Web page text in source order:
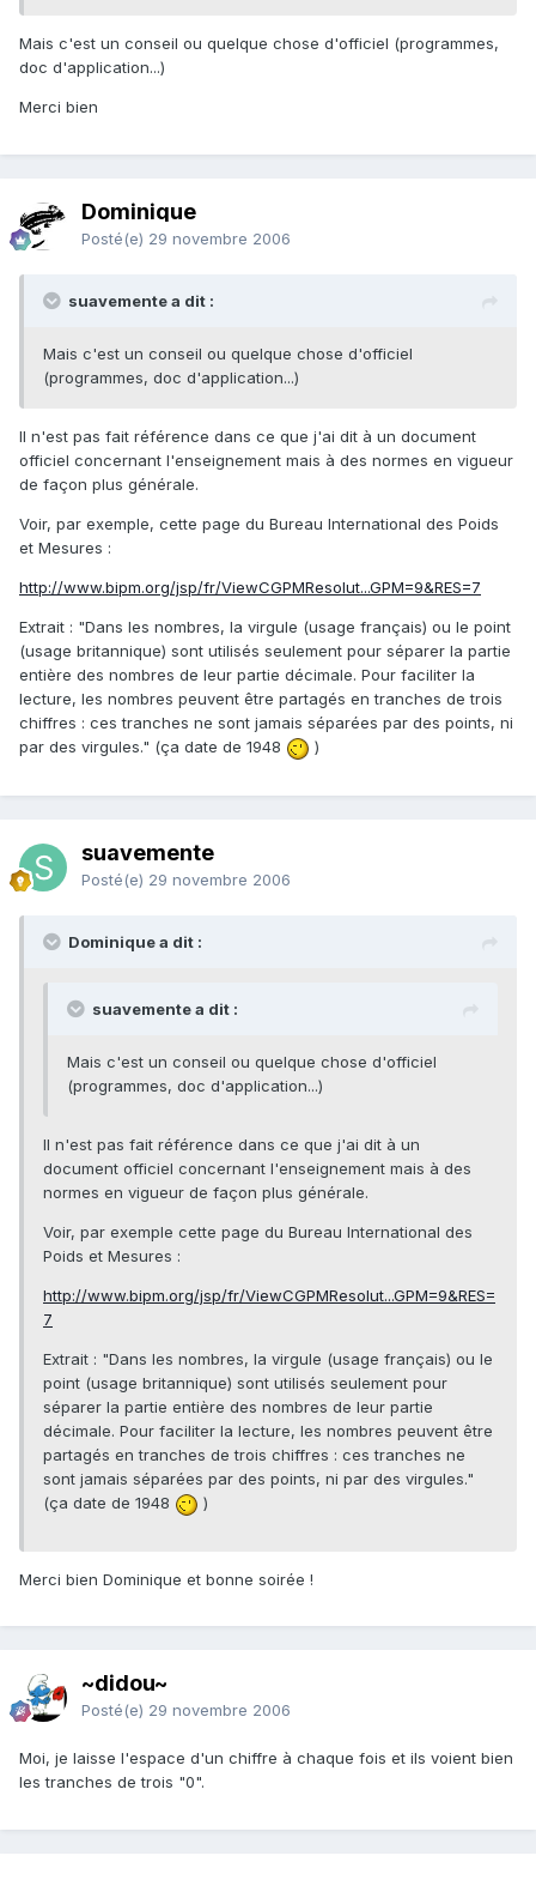
Mais c'est un conseil ou quelque chose d'officiel (programmes,
doc d'application...)
Merci bien
Dominique
Posté(e) 29 novembre 2006
suavemente a dit :
Mais c'est un conseil ou quelque chose d'officiel
(programmes, doc d'application...)
Il n'est pas fait référence dans ce que j'ai dit à un document
officiel concernant l'enseignement mais à des normes en vigueur
de façon plus générale.
Voir, par exemple, cette page du Bureau International des Poids
et Mesures :
http://www.bipm.org/jsp/fr/ViewCGPMResolut...GPM=9&RES=7
Extrait : "Dans les nombres, la virgule (usage français) ou le point
(usage britannique) sont utilisés seulement pour séparer la partie
entière des nombres de leur partie décimale. Pour faciliter la
lecture, les nombres peuvent être partagés en tranches de trois
chiffres : ces tranches ne sont jamais séparées par des points, ni
par des virgules." (ça date de 1948
)
suavemente
Posté(e) 29 novembre 2006
Dominique a dit :
suavemente a dit :
Mais c'est un conseil ou quelque chose d'officiel
(programmes, doc d'application...)
Il n'est pas fait référence dans ce que j'ai dit à un
document officiel concernant l'enseignement mais à des
normes en vigueur de façon plus générale.
Voir, par exemple cette page du Bureau International des
Poids et Mesures :
http://www.bipm.org/jsp/fr/ViewCGPMResolut...GPM=9&RES=
7
Extrait : "Dans les nombres, la virgule (usage français) ou le
point (usage britannique) sont utilisés seulement pour
séparer la partie entière des nombres de leur partie
décimale. Pour faciliter la lecture, les nombres peuvent être
partagés en tranches de trois chiffres : ces tranches ne
sont jamais séparées par des points, ni par des virgules."
(ça date de 1948
)
Merci bien Dominique et bonne soirée !
~didou~
Posté(e) 29 novembre 2006
Moi, je laisse l'espace d'un chiffre à chaque fois et ils voient bien
les tranches de trois "0".